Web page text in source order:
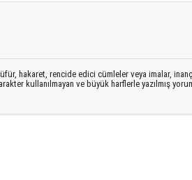
hakaret, rencide edici cümleler veya imalar,
kullanılmayan ve büyük harflerle yazılmış